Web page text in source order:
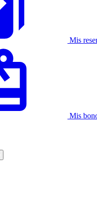
Mis
Mis